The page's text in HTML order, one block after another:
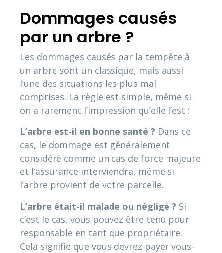
Dommages causés
par un arbre ?
Les dommages causés par la tempête à
un arbre sont un classique, mais aussi
l’une des situations les plus mal
comprises. La règle est simple, même si
on a rarement l’impression qu’elle l’est :
L’arbre est-il en bonne santé ? Dans ce
cas, le dommage est généralement
considéré comme un cas de force majeure
et l’assurance interviendra, même si
l’arbre provient de votre parcelle.
L’arbre était-il malade ou négligé ? Si
c’est le cas, vous pouvez être tenu pour
responsable en tant que propriétaire.
Cela signifie que vous devrez payer vous-